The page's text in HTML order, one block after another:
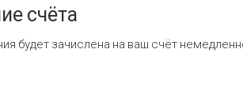
счёта
будет зачислена на ваш счёт